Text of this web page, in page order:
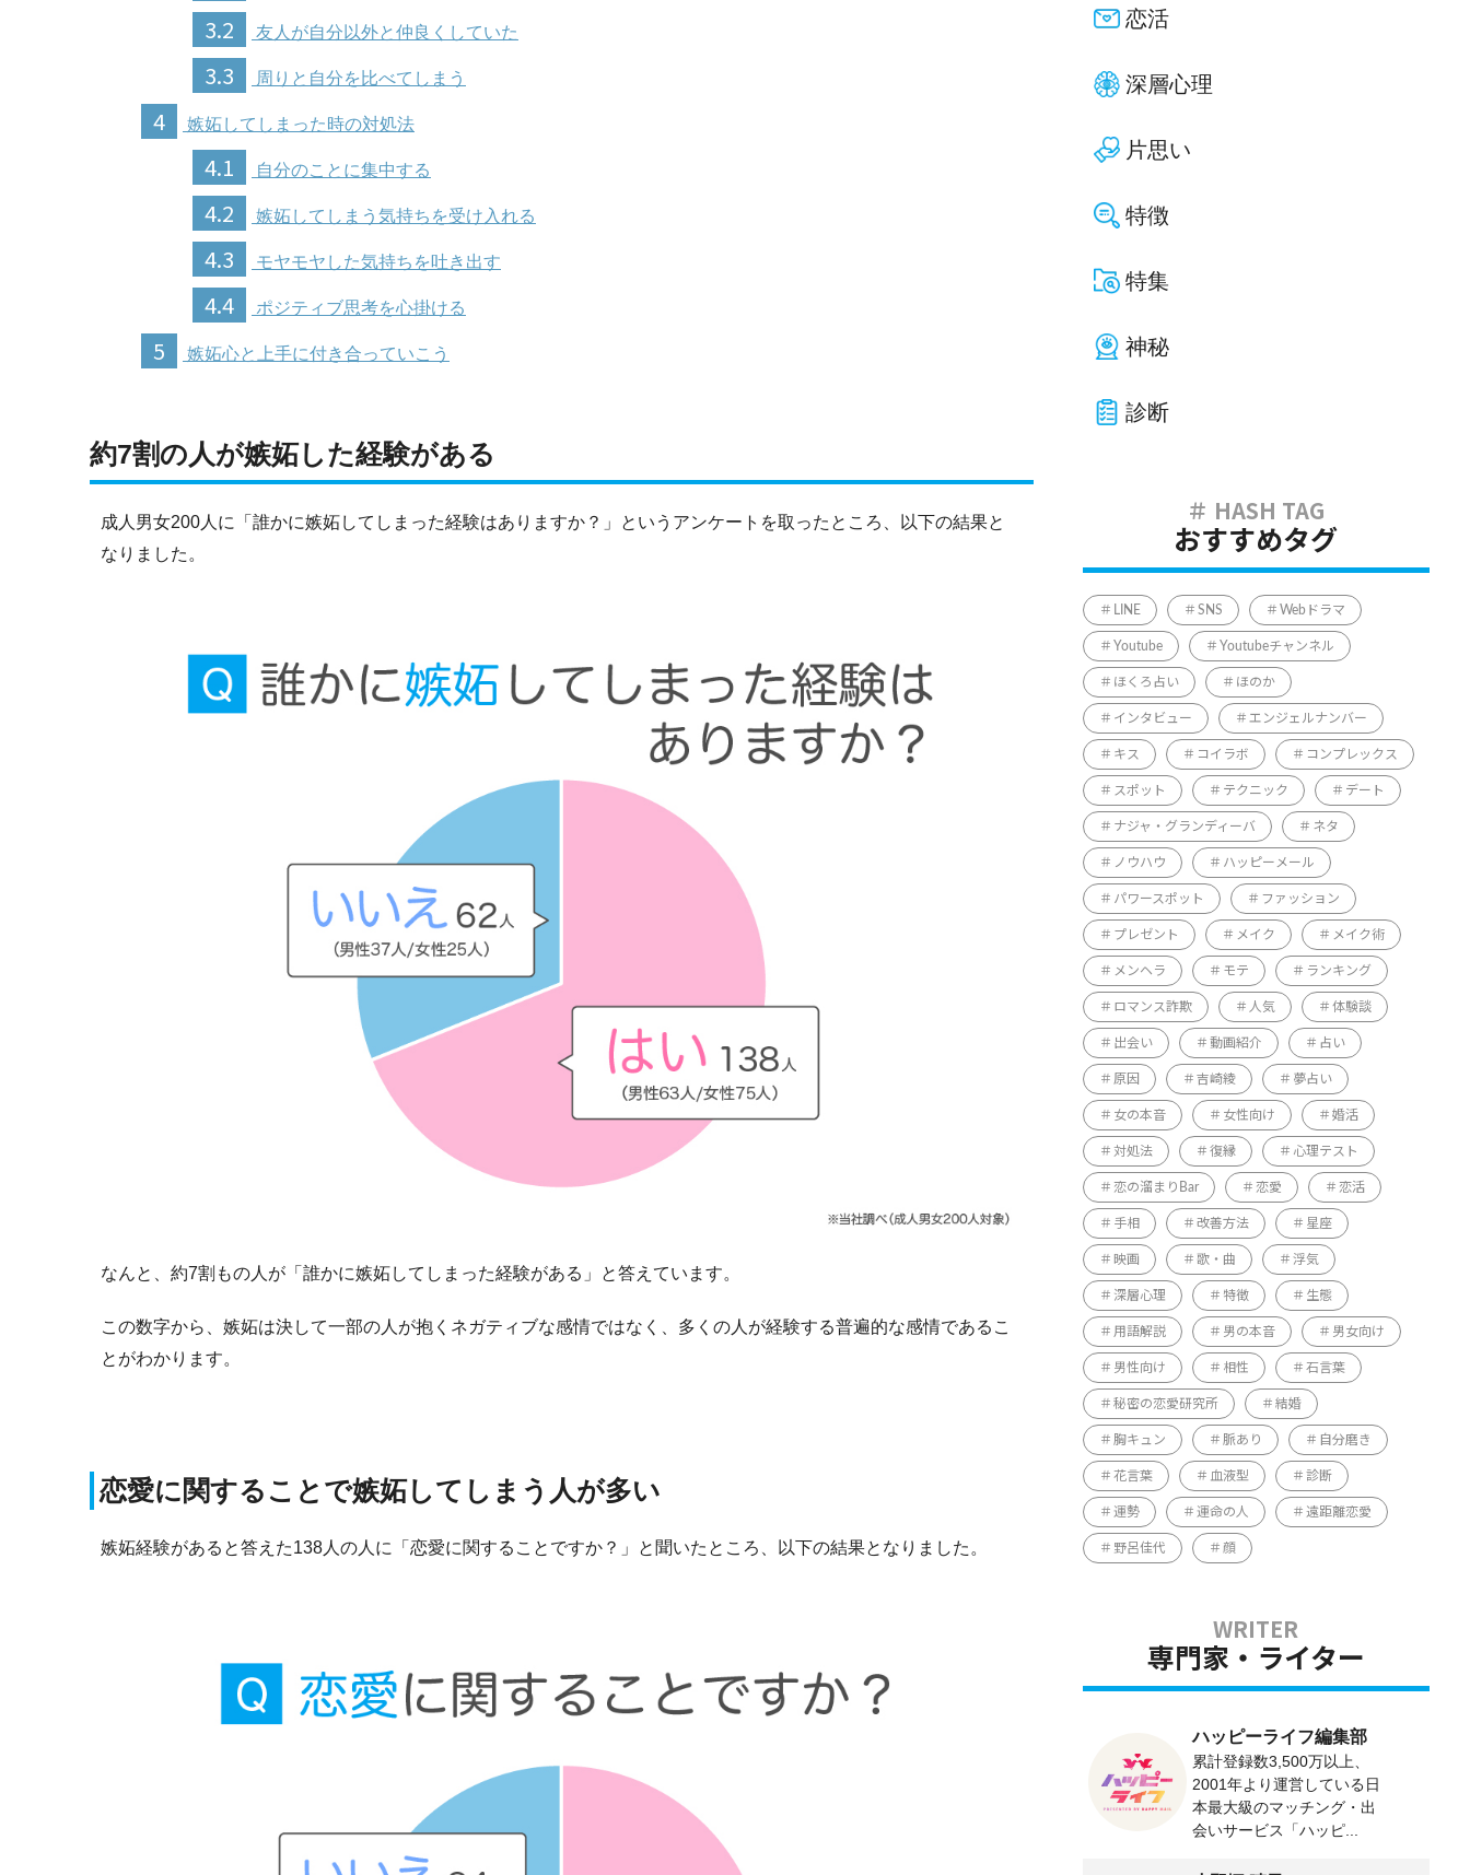
3.2 友人が自分以外と仲良くしていた
3.3 周りと自分を比べてしまう
4 嫉妬してしまった時の対処法
4.1 自分のことに集中する
4.2 嫉妬してしまう気持ちを受け入れる
4.3 モヤモヤした気持ちを吐き出す
4.4 ポジティブ思考を心掛ける
5 嫉妬心と上手に付き合っていこう
約7割の人が嫉妬した経験がある
成人男女200人に「誰かに嫉妬してしまった経験はありますか？」というアンケートを取ったところ、以下の結果と
なりました。
なんと、約7割もの人が「誰かに嫉妬してしまった経験がある」と答えています。
この数字から、嫉妬は決して一部の人が抱くネガティブな感情ではなく、多くの人が経験する普遍的な感情であるこ
とがわかります。
恋愛に関することで嫉妬してしまう人が多い
嫉妬経験があると答えた138人の人に「恋愛に関することですか？」と聞いたところ、以下の結果となりました。
恋活
深層心理
片思い
特徴
特集
神秘
診断
おすすめタグ
LINE SNS Webドラマ
Youtube Youtubeチャンネル
ほくろ占い ほのか
インタビュー エンジェルナンバー
キス コイラボ コンプレックス
スポット テクニック デート
ナジャ・グランディーバ ネタ
ノウハウ ハッピーメール
パワースポット ファッション
プレゼント メイク メイク術
メンヘラ モテ ランキング
ロマンス詐欺 人気 体験談
出会い 動画紹介 占い
原因 吉崎綾 夢占い
女の本音 女性向け 婚活
対処法 復縁 心理テスト
恋の溜まりBar 恋愛 恋活
手相 改善方法 星座
映画 歌・曲 浮気
深層心理 特徴 生態
用語解説 男の本音 男女向け
男性向け 相性 石言葉
秘密の恋愛研究所 結婚
胸キュン 脈あり 自分磨き
花言葉 血液型 診断
運勢 運命の人 遠距離恋愛
野呂佳代 顔
専門家・ライター
ハッピーライフ編集部
累計登録数3,500万以上、
2001年より運営している日
本最大級のマッチング・出
会いサービス「ハッピ...